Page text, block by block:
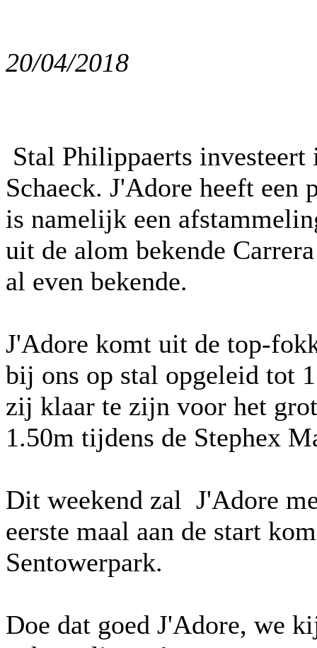
20/04/2018
Stal Philippaerts
Schaeck. J'Adore heeft een
is namelijk een
uit de alom bekende
al even bekende.
J'Adore komt uit de top-
bij ons op stal opgeleid tot
zij klaar te zijn voor het
1.50m tijdens de Stephex
Dit weekend zal J'Adore
eerste maal aan de start
Sentowerpark.
Doe dat goed J'Adore, we